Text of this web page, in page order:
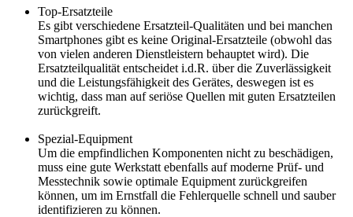
Top-Ersatzteile
Es gibt verschiedene Ersatzteil-Qualitäten und bei manchen
Smartphones gibt es keine Original-Ersatzteile (obwohl das
von vielen anderen Dienstleistern behauptet wird). Die
Ersatzteilqualität entscheidet i.d.R. über die Zuverlässigkeit
und die Leistungsfähigkeit des Gerätes, deswegen ist es
wichtig, dass man auf seriöse Quellen mit guten Ersatzteilen
zurückgreift.
Spezial-Equipment
Um die empfindlichen Komponenten nicht zu beschädigen,
muss eine gute Werkstatt ebenfalls auf moderne Prüf- und
Messtechnik sowie optimale Equipment zurückgreifen
können, um im Ernstfall die Fehlerquelle schnell und sauber
identifizieren zu können.